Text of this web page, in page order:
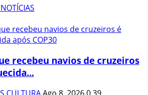
recebeu navios de cruzeiros